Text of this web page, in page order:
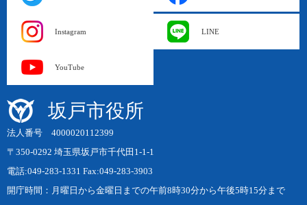
Instagram LINE
YouTube
坂戸市役所
法人番号 4000020112399
〒350-0292 埼玉県坂戸市千代田1-1-1
電話:049-283-1331 Fax:049-283-3903
開庁時間：月曜日から金曜日までの午前8時30分から午後5時15分まで